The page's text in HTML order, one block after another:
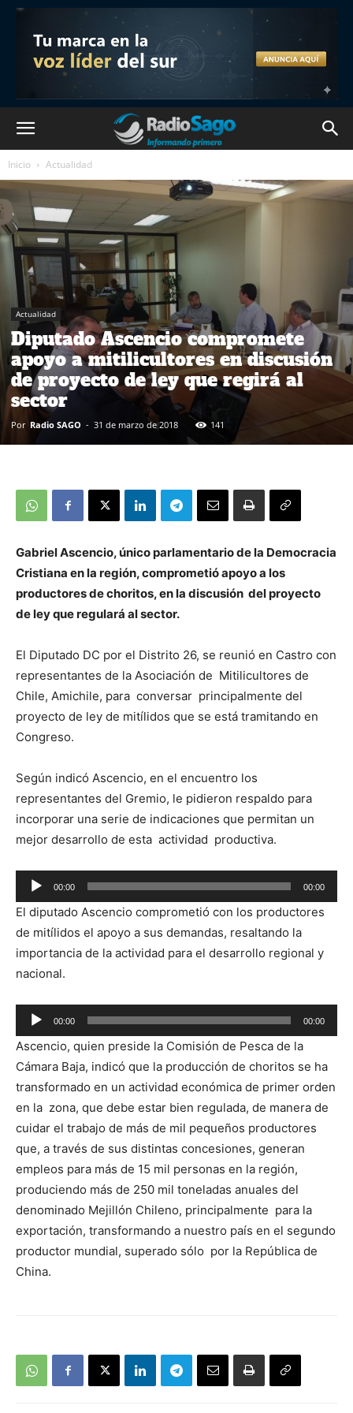
Inicio Actualidad
Actualidad
Diputado Ascencio compromete
apoyo a mitilicultores en discusión
de proyecto de ley que regirá al
sector
Por Radio SAGO - 31 de marzo de 2018 141
Gabriel Ascencio, único parlamentario de la Democracia
Cristiana en la región, comprometió apoyo a los
productores de choritos, en la discusión del proyecto
de ley que regulará al sector.
El Diputado DC por el Distrito 26, se reunió en Castro con
representantes de la Asociación de Mitilicultores de
Chile, Amichile, para conversar principalmente del
proyecto de ley de mitílidos que se está tramitando en
Congreso.
Según indicó Ascencio, en el encuentro los
representantes del Gremio, le pidieron respaldo para
incorporar una serie de indicaciones que permitan un
mejor desarrollo de esta actividad productiva.
Reproductor
de
audio
00:00 00:00
El diputado Ascencio comprometió con los productores
de mitílidos el apoyo a sus demandas, resaltando la
importancia de la actividad para el desarrollo regional y
nacional.
Reproductor
de
audio
00:00 00:00
Ascencio, quien preside la Comisión de Pesca de la
Cámara Baja, indicó que la producción de choritos se ha
transformado en un actividad económica de primer orden
en la zona, que debe estar bien regulada, de manera de
cuidar el trabajo de más de mil pequeños productores
que, a través de sus distintas concesiones, generan
empleos para más de 15 mil personas en la región,
produciendo más de 250 mil toneladas anuales del
denominado Mejillón Chileno, principalmente para la
exportación, transformando a nuestro país en el segundo
productor mundial, superado sólo por la República de
China.